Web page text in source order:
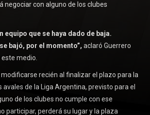
negociar con alguno de los clubes
equipo que se haya dado de baja.
bajó, por el momento”, aclaró Guerrero
medio.
recién al finalizar el plazo para la
de la Liga Argentina, previsto para el
de los clubes no cumple con ese
participar, perderá su lugar y la plaza